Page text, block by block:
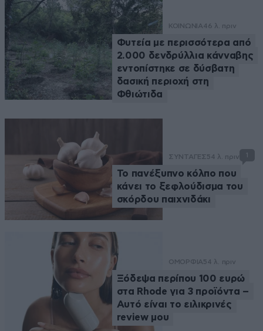
ΚΟΙΝΩΝΙΑ46 λ. πριν
Φυτεία με περισσότερα από
2.000 δενδρύλλια κάνναβης
εντοπίστηκε σε δύσβατη
δασική περιοχή στη
Φθιώτιδα
ΣΥΝΤΑΓΕΣ54 λ. πριν 1
Το πανέξυπνο κόλπο που
κάνει το ξεφλούδισμα του
σκόρδου παιχνιδάκι
ΟΜΟΡΦΙΑ54 λ. πριν
Ξόδεψα περίπου 100 ευρώ
στα Rhode για 3 προϊόντα –
Αυτό είναι το ειλικρινές
review μου